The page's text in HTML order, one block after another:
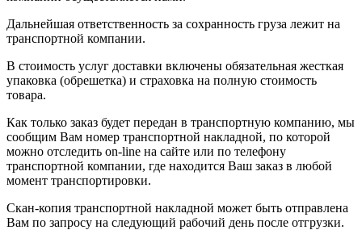
Дальнейшая ответственность за сохранность груза лежит на
транспортной компании.
В стоимость услуг доставки включены обязательная жесткая
упаковка (обрешетка) и страховка на полную стоимость
товара.
Как только заказ будет передан в транспортную компанию, мы
сообщим Вам номер транспортной накладной, по которой
можно отследить on-line на сайте или по телефону
транспортной компании, где находится Ваш заказ в любой
момент транспортировки.
Скан-копия транспортной накладной может быть отправлена
Вам по запросу на следующий рабочий день после отгрузки.